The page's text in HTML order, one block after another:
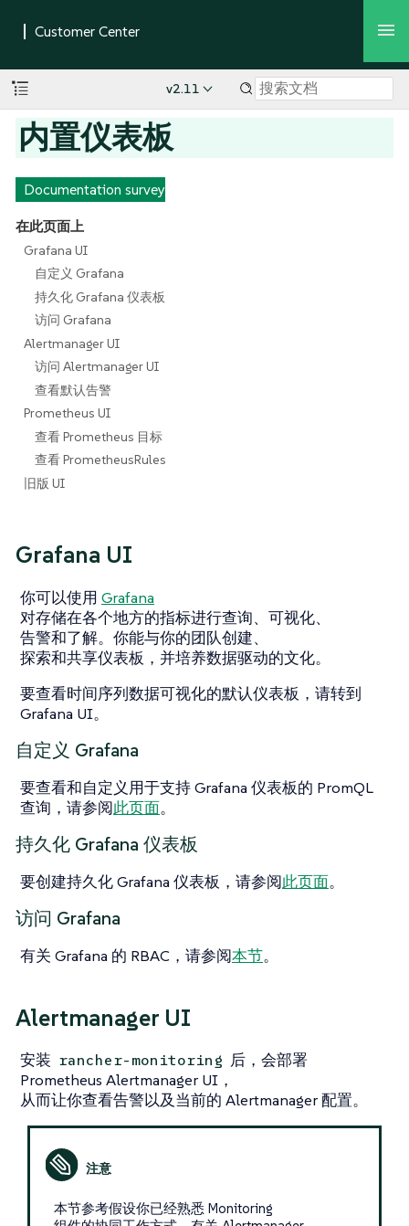
v2.11
内置仪表板
Documentation survey
在此页面上
Grafana UI
自定义 Grafana
持久化 Grafana 仪表板
访问 Grafana
Alertmanager UI
访问 Alertmanager UI
查看默认告警
Prometheus UI
查看 Prometheus 目标
查看 PrometheusRules
旧版 UI
Grafana UI
你可以使用 Grafana
对存储在各个地方的指标进行查询、可视化、
告警和了解。你能与你的团队创建、
探索和共享仪表板，并培养数据驱动的文化。
要查看时间序列数据可视化的默认仪表板，请转到
Grafana UI。
自定义 Grafana
要查看和自定义用于支持 Grafana 仪表板的 PromQL
查询，请参阅此页面。
持久化 Grafana 仪表板
要创建持久化 Grafana 仪表板，请参阅此页面。
访问 Grafana
有关 Grafana 的 RBAC，请参阅本节。
Alertmanager UI
安装 rancher-monitoring 后，会部署
Prometheus Alertmanager UI，
从而让你查看告警以及当前的 Alertmanager 配置。
本节参考假设你已经熟悉 Monitoring